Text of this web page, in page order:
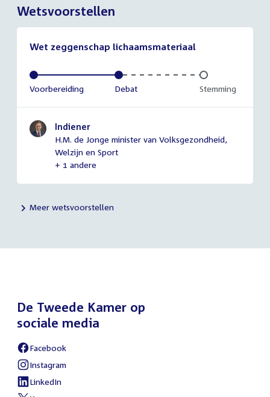
Wetsvoorstellen
Wet zeggenschap lichaamsmateriaal
Voltooid:
Voorbereiding Voltooid:
Debat Onvoltooid:
Stemming
Indiener
H.M. de Jonge minister van Volksgezondheid,
Welzijn en Sport
+ 1 andere
Meer wetsvoorstellen
De Tweede Kamer op
sociale media
External
link:
Facebook
External
link:
Instagram
External
LinkedIn